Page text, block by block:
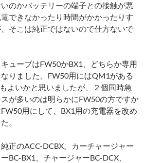
のかバッテリーの端子との接触が悪
できなかったり時間がかかったりす
そこは純正ではないので仕方ないで
ューブはFW50かBX1、どちらか専用
りました。FW50用にはQM1がある
よいかと思いましたが、２個同時急
が多いのは明らかにFW50の方ですか
用にして、BX1用の充電器を改め
。
正のACC-DCBX。カーチャージャー
BC-BX1、チャージャーBC-DCX、